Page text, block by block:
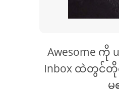
Awesome ကို
Inbox ထဲတွ
မူ